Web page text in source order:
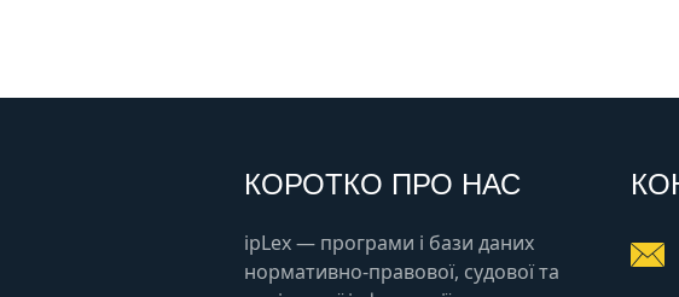
КОРОТКО ПРО НАС
ipLex — програми і бази даних
нормативно-правової, судової та